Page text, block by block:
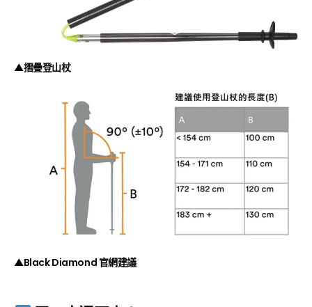
▲摺疊登山杖
▲Black Diamond 官網建議